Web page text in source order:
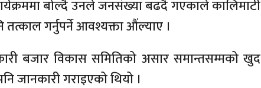
बोल्दै उनले जनसंख्या बढदै गएकाले कालिमाटी
गर्नुपर्ने आवश्यक्ता औंल्याए ।
बजार विकास समितिको असार समान्तसम्मको खुद
जानकारी गराइएको थियो ।